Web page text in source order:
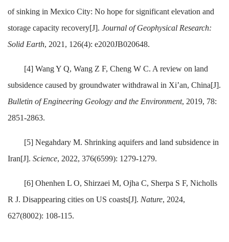
of sinking in Mexico City: No hope for significant elevation and
storage capacity recovery[J]. Journal of Geophysical Research:
Solid Earth, 2021, 126(4): e2020JB020648.
[4] Wang Y Q, Wang Z F, Cheng W C. A review on land
subsidence caused by groundwater withdrawal in Xi’an, China[J].
Bulletin of Engineering Geology and the Environment, 2019, 78:
2851-2863.
[5] Negahdary M. Shrinking aquifers and land subsidence in
Iran[J]. Science, 2022, 376(6599): 1279-1279.
[6] Ohenhen L O, Shirzaei M, Ojha C, Sherpa S F, Nicholls
R J. Disappearing cities on US coasts[J]. Nature, 2024,
627(8002): 108-115.